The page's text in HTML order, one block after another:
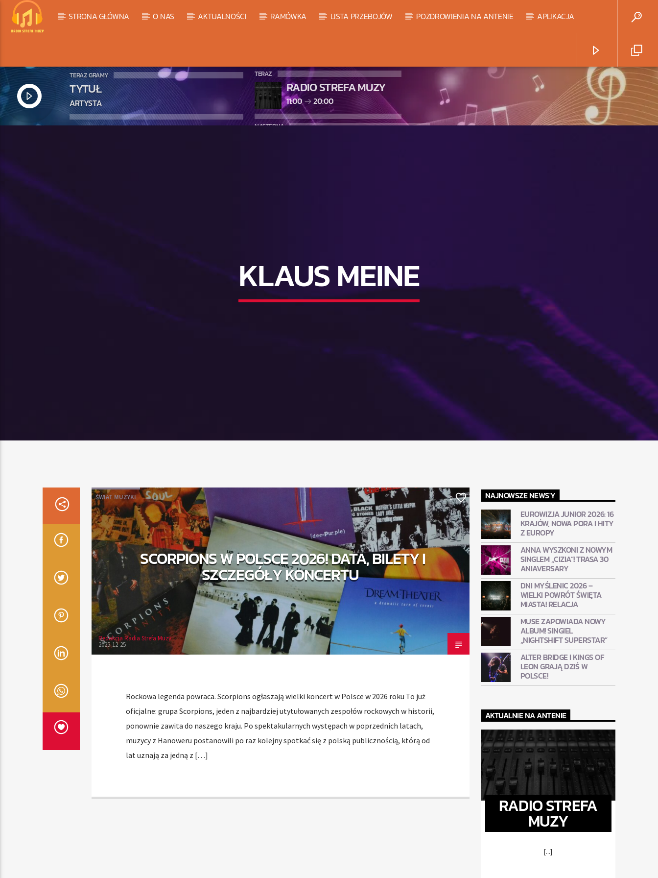
STRONA GŁÓWNA O NAS AKTUALNOŚCI RAMÓWKA LISTA PRZEBOJÓW POZDROWIENIA NA ANTENIE APLIKACJA
TERAZ GRAMY
TYTUŁ
ARTYSTA
TERAZ
RADIO STREFA MUZY
11:00 20:00
NASTĘPNA
KLAUS MEINE
ŚWIAT MUZYKI 0
SCORPIONS W POLSCE 2026! DATA, BILETY I
SZCZEGÓŁY KONCERTU
Redakcja Radia Strefa Muzy
2025-12-25
Rockowa legenda powraca. Scorpions ogłaszają wielki koncert w Polsce w 2026 roku To już
oficjalne: grupa Scorpions, jeden z najbardziej utytułowanych zespołów rockowych w historii,
ponownie zawita do naszego kraju. Po spektakularnych występach w poprzednich latach,
muzycy z Hanoweru postanowili po raz kolejny spotkać się z polską publicznością, którą od
lat uznają za jedną z […]
NAJNOWSZE NEWS'Y
EUROWIZJA JUNIOR 2026: 16
KRAJÓW, NOWA PORA I HITY
Z EUROPY
ANNA WYSZKONI Z NOWYM
SINGLEM „CIZIA”! TRASA 30
ANIAVERSARY
DNI MYŚLENIC 2026 –
WIELKI POWRÓT ŚWIĘTA
MIASTA! RELACJA
MUSE ZAPOWIADA NOWY
ALBUM! SINGIEL
„NIGHTSHIFT SUPERSTAR”
ALTER BRIDGE I KINGS OF
LEON GRAJĄ DZIŚ W
POLSCE!
AKTUALNIE NA ANTENIE
RADIO STREFA
MUZY
[...]